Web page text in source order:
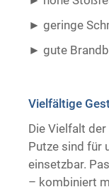
geringe
gute
Vielfältige
Die Vielfalt
Putze sind für
einsetzbar.
– kombiniert